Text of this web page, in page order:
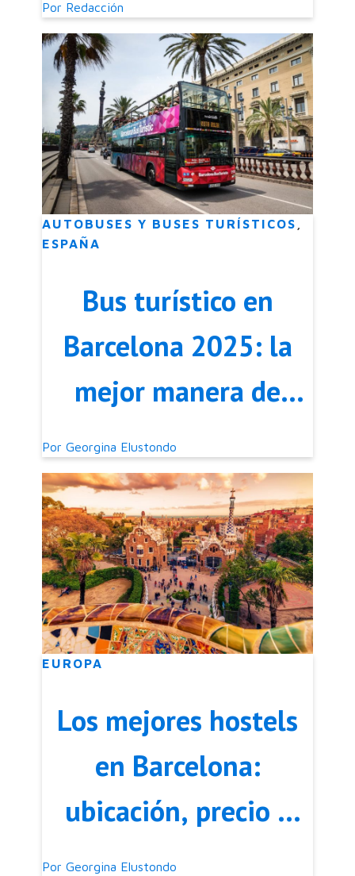
Barcelona
Por Redacción
AUTOBUSES Y BUSES TURÍSTICOS
ESPAÑA
Bus turístico en
Barcelona 2025: la
mejor manera de
disfrutar la ciudad
Por Georgina Elustondo
EUROPA
Los mejores hostels
en Barcelona:
ubicación, precio y
calidad
Por Georgina Elustondo